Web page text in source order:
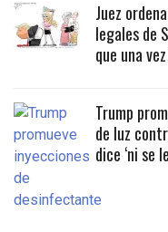
Juez
legales de
que una
Trump
de luz
dice ‘ni se